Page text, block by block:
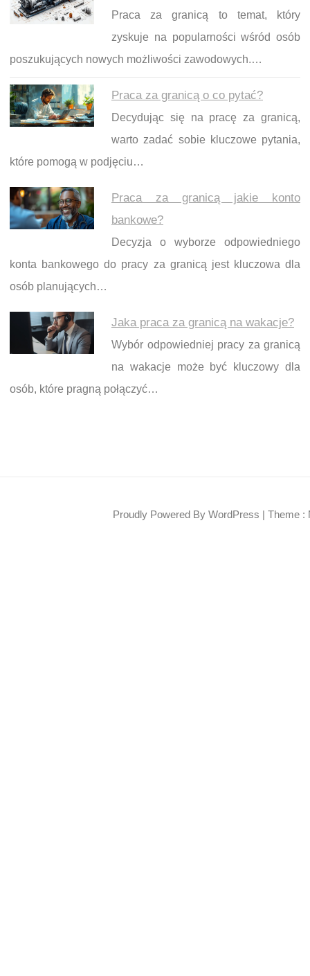
Praca za granicą to temat, który
zyskuje na popularności wśród osób
poszukujących nowych możliwości zawodowych.…
Praca za granicą o co pytać?
Decydując się na pracę za granicą,
warto zadać sobie kluczowe pytania,
które pomogą w podjęciu…
Praca za granicą jakie konto
bankowe?
Decyzja o wyborze odpowiedniego
konta bankowego do pracy za granicą jest kluczowa dla
osób planujących…
Jaka praca za granicą na wakacje?
Wybór odpowiedniej pracy za granicą
na wakacje może być kluczowy dla
osób, które pragną połączyć…
Proudly Powered By WordPress | Theme :